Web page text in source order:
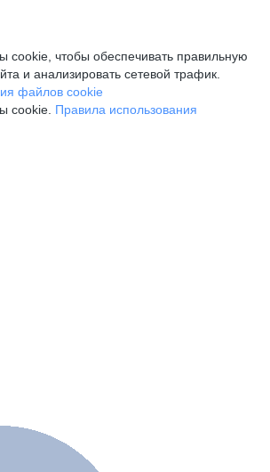
чтобы обеспечивать правильную
и анализировать сетевой трафик.
файлов cookie
cookie. Правила использования